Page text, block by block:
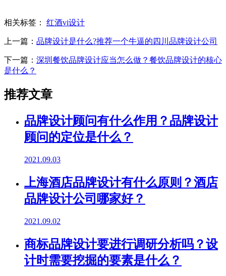
相关标签： 红酒vi设计
上一篇： 品牌设计是什么?推荐一个牛逼的四川品牌设计公司
下一篇： 深圳餐饮品牌设计应当怎么做？餐饮品牌设计的核心
是什么？
推荐文章
品牌设计顾问有什么作用？品牌设计
顾问的定位是什么？
2021.09.03
上海酒店品牌设计有什么原则？酒店
品牌设计公司哪家好？
2021.09.02
商标品牌设计要进行调研分析吗？设
计时需要挖掘的要素是什么？